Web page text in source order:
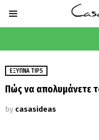
ΈΞΥΠΝΑ TIPS
Πώς να απολυμάνετε
by casasideas